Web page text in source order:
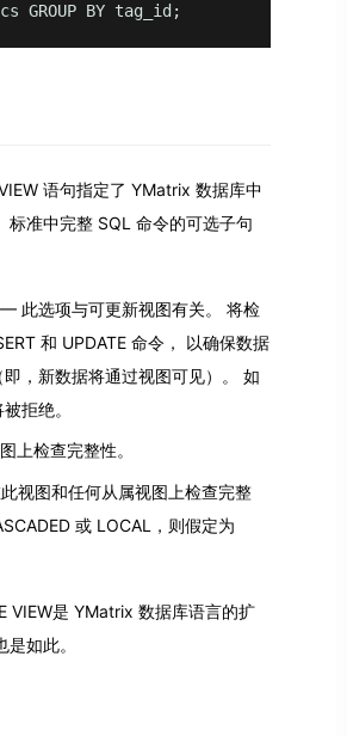
GROUP BY tag_id;
语句指定了 YMatrix 数据库中
标准中完整 SQL 命令的可选子句
此选项与可更新视图有关。 将检
和 UPDATE 命令， 以确保数据
，新数据将通过视图可见）。 如
拒绝。
上检查完整性。
视图和任何从属视图上检查完整
或 LOCAL，则假定为
VIEW是 YMatrix 数据库语言的扩
如此。